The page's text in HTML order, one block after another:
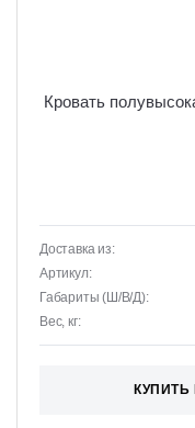
Кровать
Доставка из:
Артикул:
Габариты (Ш/В/Д):
Вес, кг:
КУПИТЬ